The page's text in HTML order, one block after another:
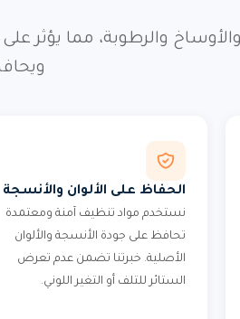
والأوساخ والرطوبة، مما
الحفاظ على الألوان والأنسجة
نستخدم مواد تنظيف آمنة ومعتمدة
تحافظ على جودة الأنسجة والألوان
الأصلية. خبرتنا تضمن عدم تعرض
الستائر للتلف أو التغير اللوني.